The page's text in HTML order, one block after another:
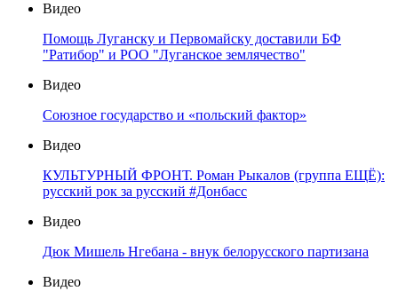
Видео
Помощь Луганску и Первомайску доставили БФ
"Ратибор" и РОО "Луганское землячество"
Видео
Союзное государство и «польский фактор»
Видео
КУЛЬТУРНЫЙ ФРОНТ. Роман Рыкалов (группа ЕЩЁ):
русский рок за русский #Донбасс
Видео
Дюк Мишель Нгебана - внук белорусского партизана
Видео